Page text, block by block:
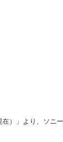
）」より、ソニ